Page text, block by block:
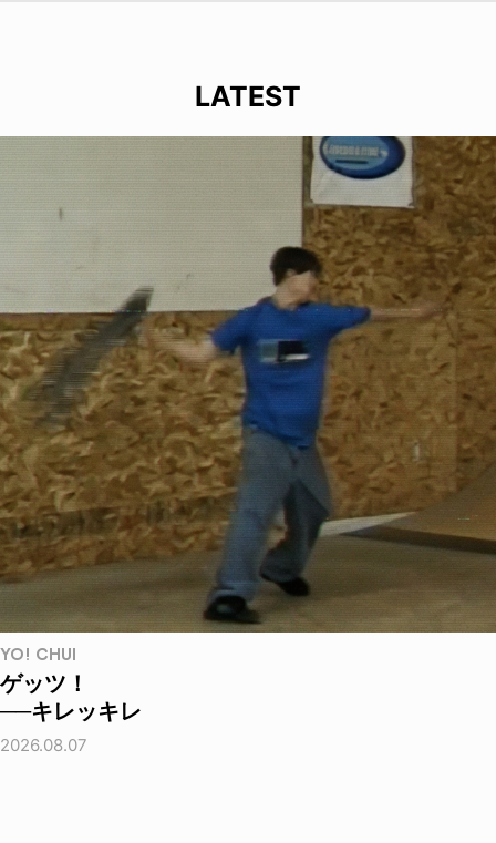
LATEST
YO! CHUI
ゲッツ！
──キレッキレ
2026.08.07